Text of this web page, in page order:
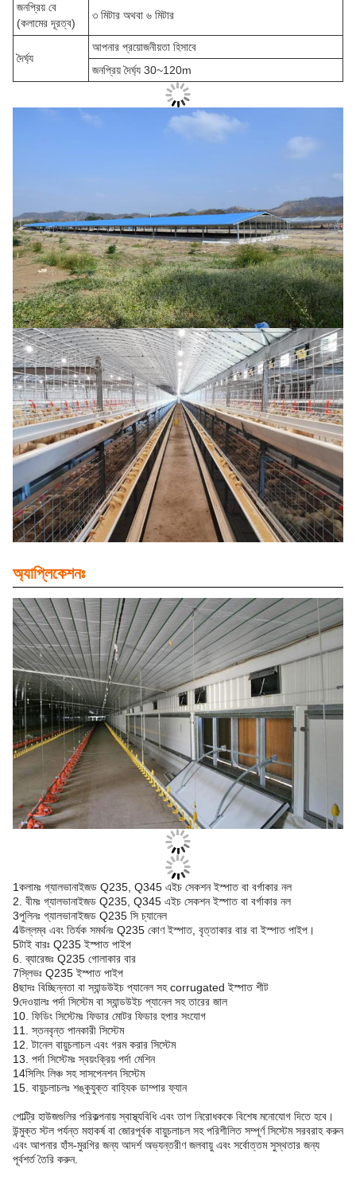
জনপ্রিয় বে
(কলামের দূরত্ব)
৩ মিটার অথবা ৬ মিটার
দৈর্ঘ্য
আপনার প্রয়োজনীয়তা হিসাবে
জনপ্রিয় দৈর্ঘ্য 30~120m
অ্যাপ্লিকেশনঃ
1কলামঃ গ্যালভানাইজড Q235, Q345 এইচ সেকশন ইস্পাত বা বর্গাকার নল
2. বীমঃ গ্যালভানাইজড Q235, Q345 এইচ সেকশন ইস্পাত বা বর্গাকার নল
3পুলিনঃ গ্যালভানাইজড Q235 সি চ্যানেল
4উল্লম্ব এবং তির্যক সমর্থনঃ Q235 কোণ ইস্পাত, বৃত্তাকার বার বা ইস্পাত পাইপ।
5টাই বারঃ Q235 ইস্পাত পাইপ
6. ব্যারেজঃ Q235 গোলাকার বার
7স্লিভঃ Q235 ইস্পাত পাইপ
8ছাদঃ বিচ্ছিন্নতা বা স্যান্ডউইচ প্যানেল সহ corrugated ইস্পাত শীট
9দেওয়ালঃ পর্দা সিস্টেম বা স্যান্ডউইচ প্যানেল সহ তারের জাল
10. ফিডিং সিস্টেমঃ ফিডার মোটর ফিডার হপার সংযোগ
11. স্তনবৃন্ত পানকারী সিস্টেম
12. টানেল বায়ুচলাচল এবং গরম করার সিস্টেম
13. পর্দা সিস্টেমঃ স্বয়ংক্রিয় পর্দা মেশিন
14সিলিং লিঞ্চ সহ সাসপেনশন সিস্টেম
15. বায়ুচলাচলঃ শঙ্কুযুক্ত বাহ্যিক ডাম্পার ফ্যান
পোল্ট্রি হাউজগুলির পরিকল্পনায় স্বাস্থ্যবিধি এবং তাপ নিরোধককে বিশেষ মনোযোগ দিতে হবে।
উন্মুক্ত স্টল পর্যন্ত মহাকর্ষ বা জোরপূর্বক বায়ুচলাচল সহ পরিশীলিত সম্পূর্ণ সিস্টেম সরবরাহ করুন
এবং আপনার হাঁস-মুরগির জন্য আদর্শ অভ্যন্তরীণ জলবায়ু এবং সর্বোত্তম সুস্থতার জন্য
পূর্বশর্ত তৈরি করুন.